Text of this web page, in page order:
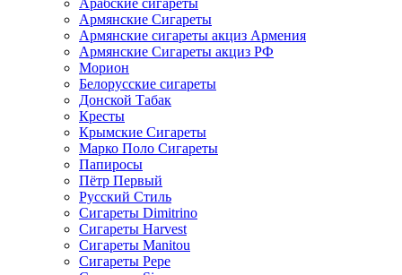
Арабские сигареты
Армянские Сигареты
Армянские сигареты акциз Армения
Армянские Сигареты акциз РФ
Морион
Белорусские сигареты
Донской Табак
Кресты
Крымские Сигареты
Марко Поло Сигареты
Папиросы
Пётр Первый
Русский Стиль
Сигареты Dimitrino
Сигареты Harvest
Сигареты Manitou
Сигареты Pepe